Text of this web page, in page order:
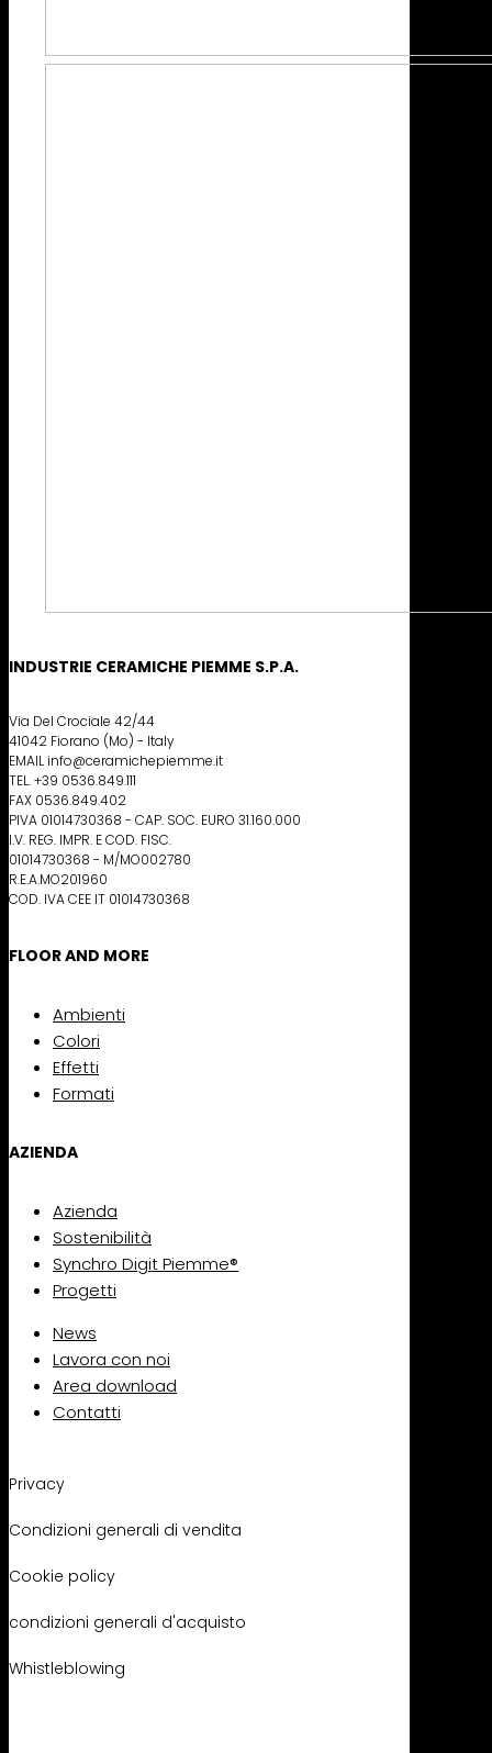
INDUSTRIE CERAMICHE PIEMME S.P.A.
Via Del Crociale 42/44
41042 Fiorano (Mo) - Italy
EMAIL info@ceramichepiemme.it
TEL. +39 0536.849.111
FAX 0536.849.402
PIVA 01014730368 - CAP. SOC. EURO 31.160.000
I.V. REG. IMPR. E COD. FISC.
01014730368 - M/MO002780
R.E.A.MO201960
COD. IVA CEE IT 01014730368
FLOOR AND MORE
Ambienti
Colori
Effetti
Formati
AZIENDA
Azienda
Sostenibilità
Synchro Digit Piemme®
Progetti
News
Lavora con noi
Area download
Contatti
Privacy
Condizioni generali di vendita
Cookie policy
condizioni generali d'acquisto
Whistleblowing